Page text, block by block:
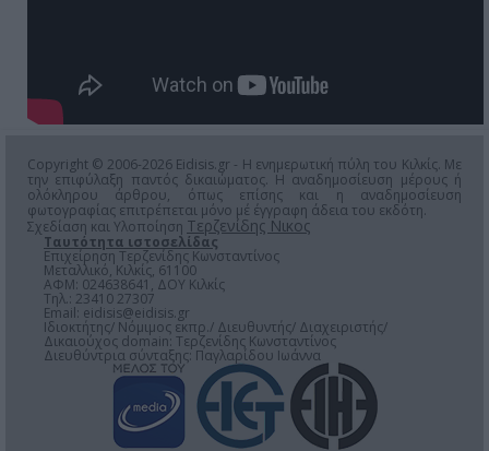
Copyright © 2006-2026 Eidisis.gr - Η ενημερωτική πύλη του Κιλκίς. Με
την επιφύλαξη παντός δικαιώματος. Η αναδημοσίευση μέρους ή
ολόκληρου άρθρου, όπως επίσης και η αναδημοσίευση
φωτογραφίας επιτρέπεται μόνο μέ έγγραφη άδεια του εκδότη.
Σχεδίαση και Υλοποίηση Τερζενίδης Νικος
Ταυτότητα ιστοσελίδας
Επιχείρηση Τερζενίδης Κωνσταντίνος
Μεταλλικό, Κιλκίς, 61100
ΑΦΜ: 024638641, ΔΟΥ Κιλκίς
Τηλ.: 23410 27307
Email: eidisis@eidisis.gr
Ιδιοκτήτης/ Νόμιμος εκπρ./ Διευθυντής/ Διαχειριστής/
Δικαιούχος domain: Τερζενίδης Κωνσταντίνος
Διευθύντρια σύνταξης: Παγλαρίδου Ιωάννα